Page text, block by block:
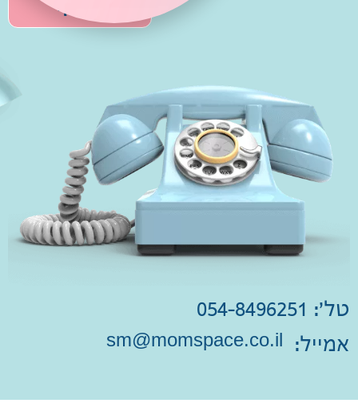
שלחי
טל': 054-8496251
אמייל:
sm@momspace.co.il